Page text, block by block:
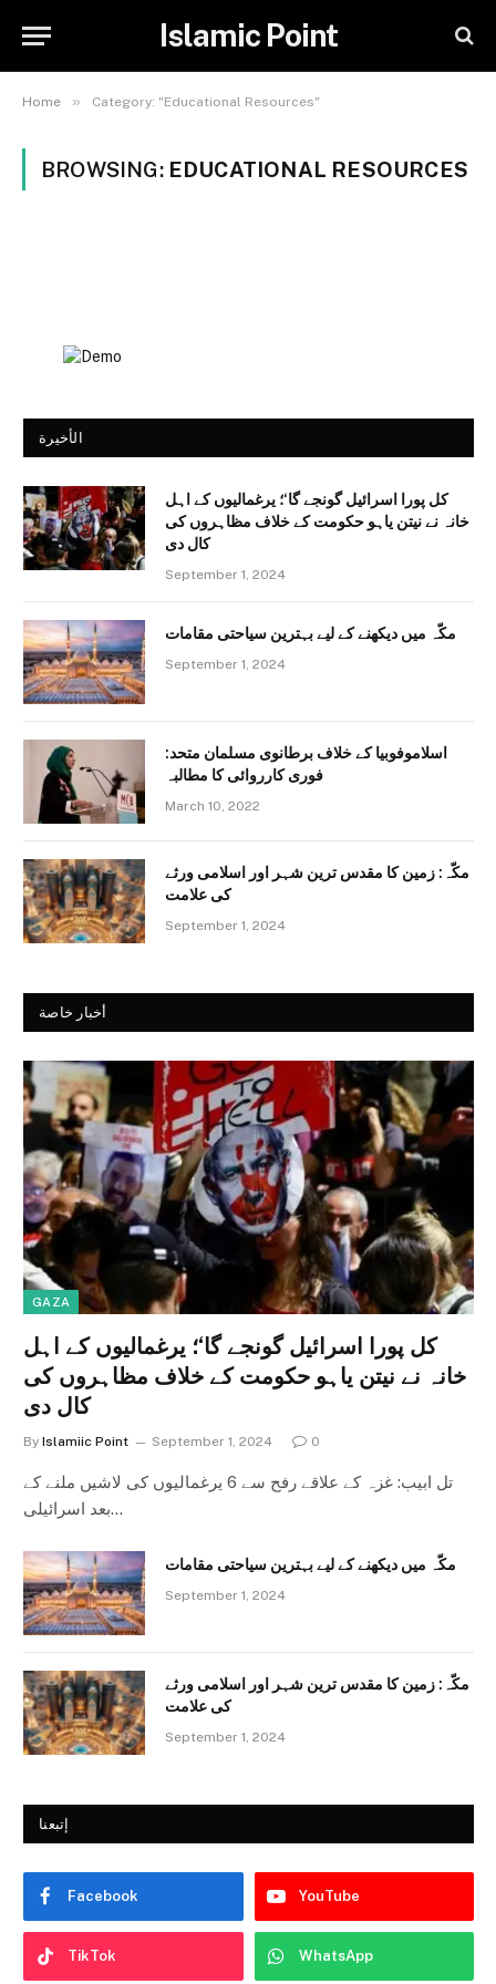
Islamic Point
Home » Category: "Educational Resources"
BROWSING: EDUCATIONAL RESOURCES
الأخيرة
کل پورا اسرائیل گونجے گا‘؛ یرغمالیوں کے اہل
خانہ نے نیتن یاہو حکومت کے خلاف مظاہروں کی
کال دی
September 1, 2024
مکّہ میں دیکھنے کے لیے بہترین سیاحتی مقامات
September 1, 2024
اسلاموفوبیا کے خلاف برطانوی مسلمان متحد:
فوری کارروائی کا مطالبہ
March 10, 2022
مکّہ: زمین کا مقدس ترین شہر اور اسلامی ورثے
کی علامت
September 1, 2024
أخبار خاصة
GAZA
کل پورا اسرائیل گونجے گا‘؛ یرغمالیوں کے اہل
خانہ نے نیتن یاہو حکومت کے خلاف مظاہروں کی
کال دی
By Islamiic Point September 1, 2024 0
تل ابیب: غزہ کے علاقے رفح سے 6 یرغمالیوں کی لاشیں ملنے کے
بعد اسرائیلی…
مکّہ میں دیکھنے کے لیے بہترین سیاحتی مقامات
September 1, 2024
مکّہ: زمین کا مقدس ترین شہر اور اسلامی ورثے
کی علامت
September 1, 2024
إتبعنا
Facebook YouTube
TikTok WhatsApp